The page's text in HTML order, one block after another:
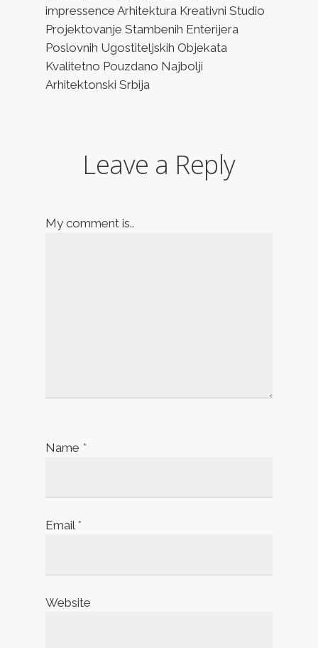
impressence Arhitektura Kreativni Studio
Projektovanje Stambenih Enterijera
Poslovnih Ugostiteljskih Objekata
Kvalitetno Pouzdano Najbolji
Arhitektonski Srbija
Leave a Reply
My comment is..
Name *
Email *
Website